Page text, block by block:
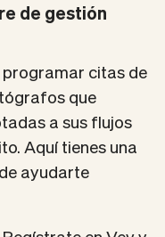
de gestión
citas de
que
a sus flujos
Aquí tienes una
ayudarte